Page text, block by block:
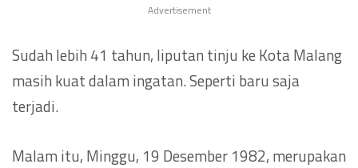
Advertisement
Sudah lebih 41 tahun, liputan tinju ke Kota Malang
masih kuat dalam ingatan. Seperti baru saja
terjadi.
Malam itu, Minggu, 19 Desember 1982, merupakan